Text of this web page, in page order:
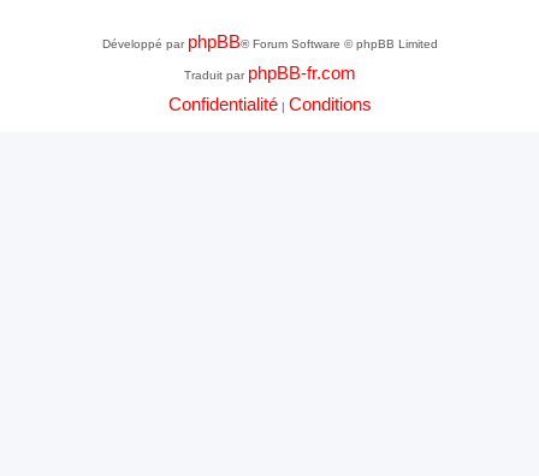
Développé par phpBB® Forum Software © phpBB Limited
Traduit par phpBB-fr.com
Confidentialité| Conditions